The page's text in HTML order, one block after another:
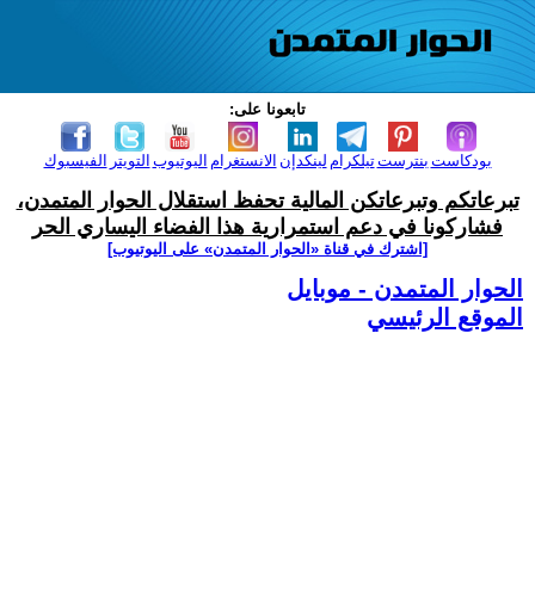
تابعونا على:
الفيسبوك التويتر اليوتيوب الانستغرام لينكدإن تيلكرامبنترست بودكاست
تبرعاتكم وتبرعاتكن المالية تحفظ استقلال الحوار المتمدن،
فشاركونا في دعم استمرارية هذا الفضاء اليساري الحر
[اشترك في قناة ‫«الحوار المتمدن» على اليوتيوب]
الحوار المتمدن - موبايل
الموقع الرئيسي